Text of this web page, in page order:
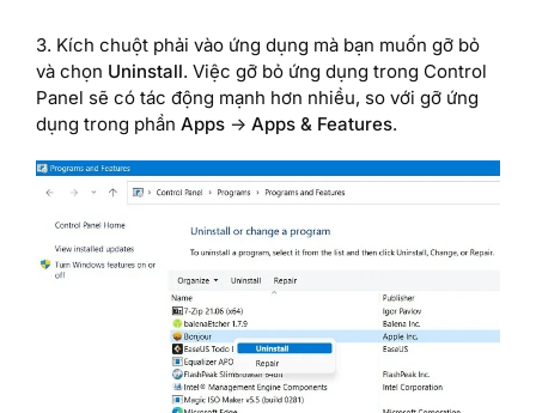
3. Kích chuột phải vào ứng dụng mà bạn muốn gỡ bỏ
và chọn Uninstall. Việc gỡ bỏ ứng dụng trong Control
Panel sẽ có tác động mạnh hơn nhiều, so với gỡ ứng
dụng trong phần Apps -> Apps & Features.